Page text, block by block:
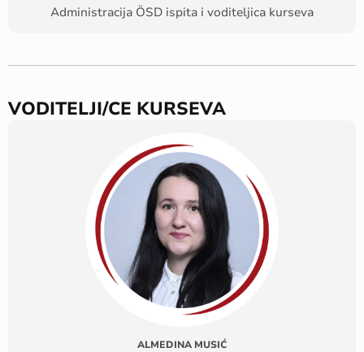
Administracija ÖSD ispita i voditeljica kurseva
VODITELJI/CE KURSEVA
ALMEDINA MUSIĆ